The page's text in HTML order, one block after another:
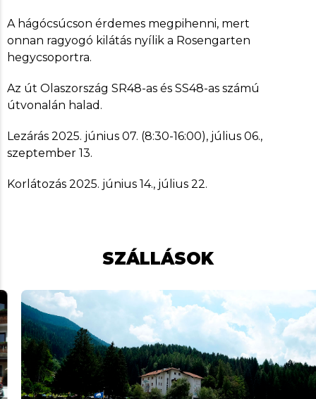
A hágócsúcson érdemes megpihenni, mert
onnan ragyogó kilátás nyílik a Rosengarten
hegycsoportra.
Az út Olaszország SR48-as és SS48-as számú
útvonalán halad.
Lezárás 2025. június 07. (8:30-16:00), július 06.,
szeptember 13.
Korlátozás 2025. június 14., július 22.
SZÁLLÁSOK